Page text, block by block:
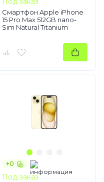
Смартфон Apple iPhone
15 Pro Max 512GB nano-
Sim Natural Titanium
+0
Под заказ